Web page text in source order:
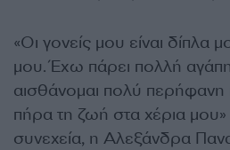
«Οι γονείς µου είναι δίπλα
µου. Έχω πάρει πολλή
αισθάνομαι πολύ
πήρα τη ζωή στα χέρια
συνεχεία, η Αλεξάνδρα